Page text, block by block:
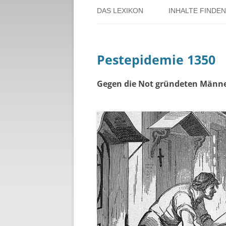
DAS LEXIKON
ÜBER DAS PROJEKT
INHALTE FINDEN
RUND UM DIE
ZEITTAFEL
Pestepidemie 1350
Gegen die Not gründeten